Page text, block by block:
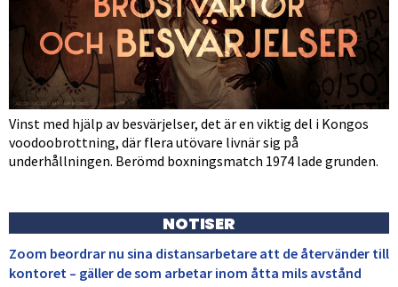
Vinst med hjälp av besvärjelser, det är en viktig del i Kongos
voodoobrottning, där flera utövare livnär sig på
underhållningen. Berömd boxningsmatch 1974 lade grunden.
NOTISER
Zoom beordrar nu sina distansarbetare att de återvänder till
kontoret – gäller de som arbetar inom åtta mils avstånd